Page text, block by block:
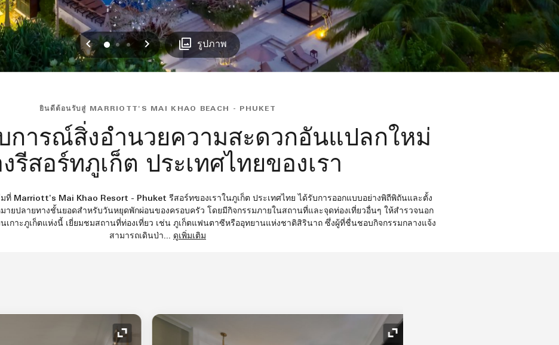
ก่อนหน้า
012 ถัดไป รูปภาพ
ยินดีต้อนรับสู่ MARRIOTT'S MAI KHAO BEACH - PHUKET
การณ์สิ่งอำนวยความสะดวกอันแปลกใหม่
รีสอร์ทภูเก็ต ประเทศไทยของเรา
ที่ Marriott's Mai Khao Resort - Phuket รีสอร์ทของเราในภูเก็ต ประเทศไทย ได้รับการออกแบบอย่างพิถีพิถันและตั้ง
มายปลายทางชั้นยอดสำหรับวันหยุดพักผ่อนของครอบครัว โดยมีกิจกรรมภายในสถานที่และจุดท่องเที่ยวอื่นๆ ให้สำรวจนอก
กาะภูเก็ตแห่งนี้ เยี่ยมชมสถานที่ท่องเที่ยว เช่น ภูเก็ตแฟนตาซีหรืออุทยานแห่งชาติสิรินาถ ซึ่งผู้ที่ชื่นชอบกิจกรรมกลางแจ้ง
สามารถเดินป่า... ดูเพิ่มเติม
ไอคอนขยาย ไอคอนขยาย